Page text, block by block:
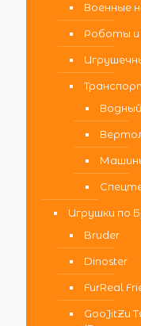
Военные
Роботы
Игрушки по
Bruder
Dinoster
FurReal
GooJitZu